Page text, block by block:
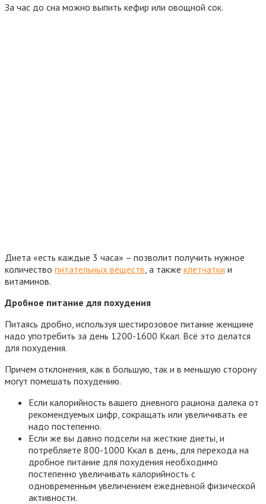
За час до сна можно выпить кефир или овощной сок.
Диета «есть каждые 3 часа» – позволит получить нужное
количество питательных веществ , а также клетчатки и
витаминов.
Дробное питание для похудения
Питаясь дробно, используя шестирозовое питание женщине
надо употребить за день 1200-1600 Ккал. Всё это делатся
для похудения.
Причем отклонения, как в большую, так и в меньшую сторону
могут помешать похудению.
Если калорийность вашего дневного рациона далека от
рекомендуемых цифр, сокращать или увеличивать ее
надо постепенно.
Если же вы давно подсели на жесткие диеты, и
потребляете 800-1000 Ккал в день, для перехода на
дробное питание для похудения необходимо
постепенно увеличивать калорийность с
одновременным увеличением ежедневной физической
активности.